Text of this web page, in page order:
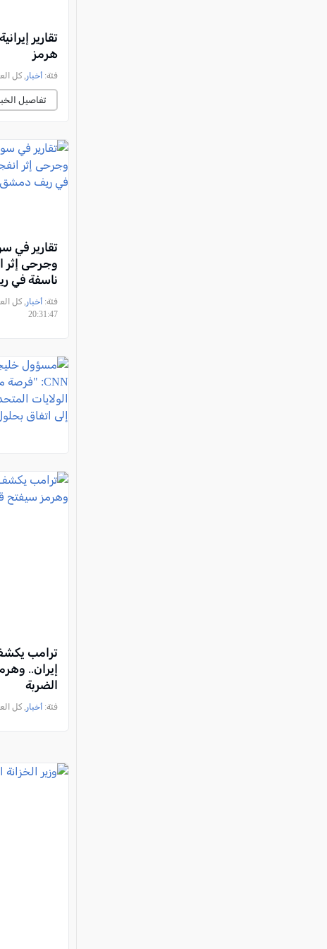
تقارير
هرمز
فئة: أخبار , كل العرب, 2026-
تفاصيل
تقارير في
وجرحى إثر
ناسفة في
فئة: أخبار
20:31:47
ترامب
إيران..
الضربة
فئة: أخبار , كل العرب, 2026-